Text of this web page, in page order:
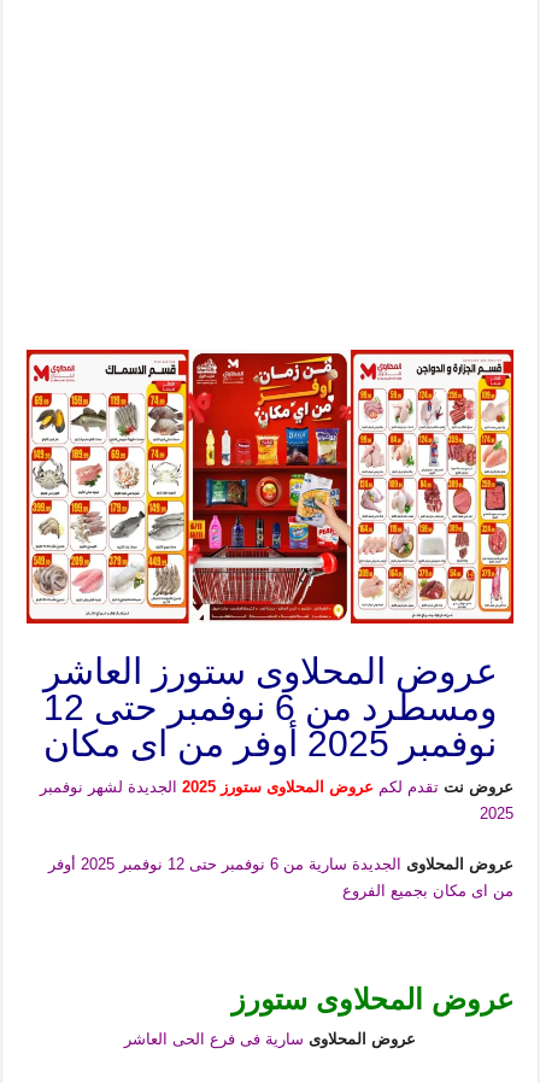
عروض المحلاوى ستورز العاشر
ومسطرد من 6 نوفمبر حتى 12
نوفمبر 2025 أوفر من اى مكان
عروض نتتقدم لكم عروض المحلاوى ستورز 2025
الجديدة لشهر نوفمبر
2025
عروض المحلاوى
الجديدة سارية من 6 نوفمبر حتى 12 نوفمبر 2025 أوفر
من اى مكان بجميع الفروع
عروض المحلاوى ستورز
عروض المحلاوىسارية فى فرع الحى العاشر